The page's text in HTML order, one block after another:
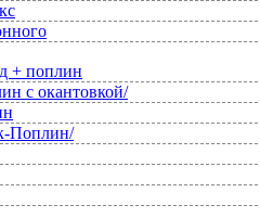
+ поплин
с окантовкой/
Поплин/